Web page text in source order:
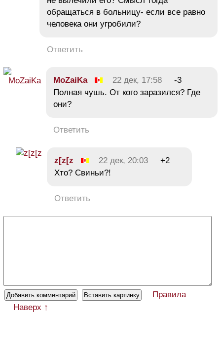
обращаться в больницу- если все равно
человека они угробили?
Ответить
MoZaiKa 22 дек, 17:58
-3
Полная чушь. От кого заразился? Где
они?
Ответить
z[z[z 22 дек, 20:03
+2
Хто? Свиньи?!
Ответить
Правила
Наверх ↑